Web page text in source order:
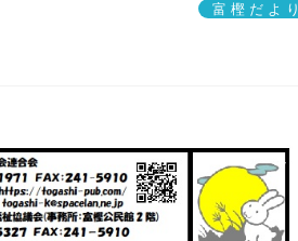
富 樫 だ よ り